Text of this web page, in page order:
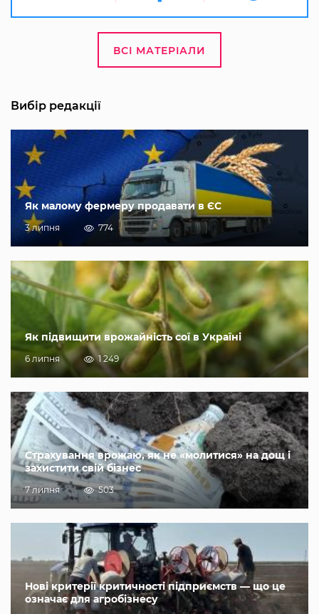
ВСІ МАТЕРІАЛИ
Вибір редакції
Як малому фермеру продавати в ЄС
3 липня 774
Як підвищити врожайність сої в Україні
6 липня 1 249
Страхування врожаю, як не «молитися» на дощ і
захистити свій бізнес
7 липня 503
Нові критерії критичності підприємств — що це
означає для агробізнесу